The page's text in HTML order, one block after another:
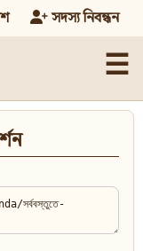
সদস্য নিবন্ধন
☰